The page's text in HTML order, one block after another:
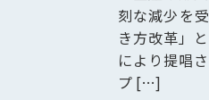
刻な減少を
き方改革」
により提唱
プ […]